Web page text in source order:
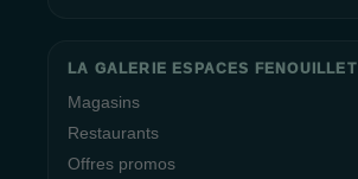
LA GALERIE ESPACES FENOUILLET
Magasins
Restaurants
Offres promos